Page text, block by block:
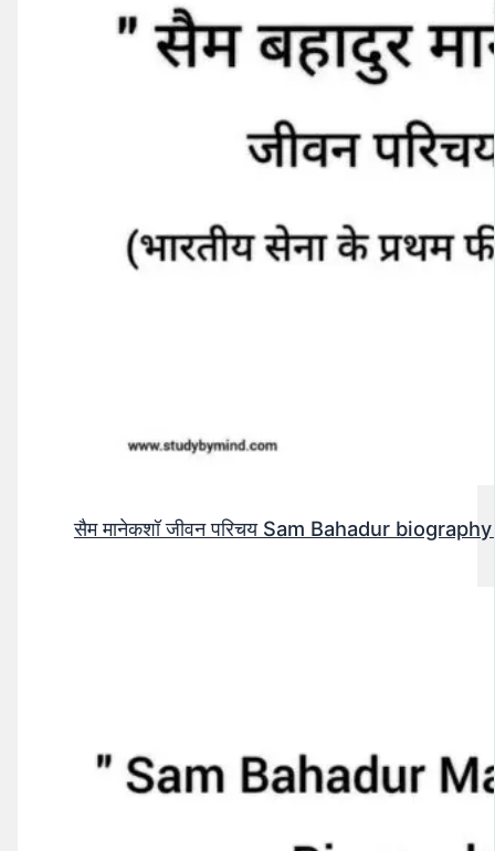
सैम मानेकशॉ जीवन परिचय Sam Bahadur biography